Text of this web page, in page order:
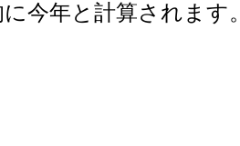
今年と計算されます。